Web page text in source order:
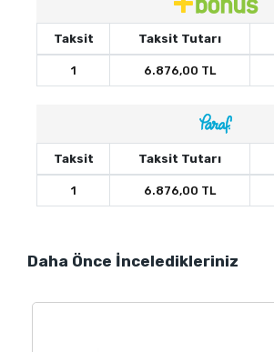
Taksit Taksit Tutarı
1 6.876,00 TL
Taksit Taksit Tutarı
1 6.876,00 TL
Daha Önce İnceledikleriniz